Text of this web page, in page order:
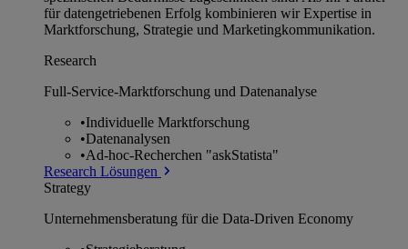
für datengetriebenen Erfolg kombinieren wir Expertise in
Marktforschung, Strategie und Marketingkommunikation.
Research
Full-Service-Marktforschung und Datenanalyse
•Individuelle Marktforschung
•Datenanalysen
•Ad-hoc-Recherchen "askStatista"
Research Lösungen
Strategy
Unternehmens­beratung für die Data-Driven Economy